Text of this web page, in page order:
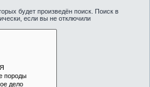
будет произведён поиск. Поиск в
если вы не отключили